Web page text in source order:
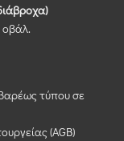
οβάλ.
τύπου σε
(AGB)